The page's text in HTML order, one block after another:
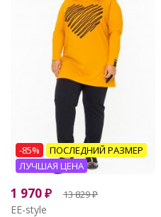
-85%
ПОСЛЕДНИЙ РАЗМЕР
ЛУЧШАЯ ЦЕНА
1 970₽ 13 829₽
EE-style